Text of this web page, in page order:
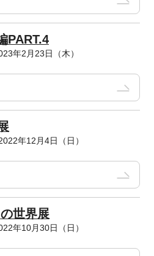
PART.4
年2月23日（木）
年12月4日（日）
世界展
年10月30日（日）